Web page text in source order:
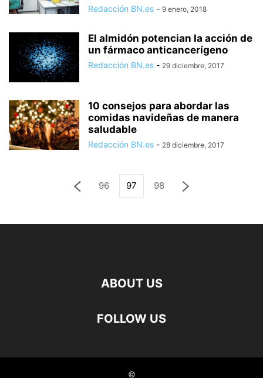
Redacción BN.es - 9 enero, 2018
El almidón potencian la acción de
un fármaco anticancerígeno
Redacción BN.es - 29 diciembre, 2017
10 consejos para abordar las
comidas navideñas de manera
saludable
Redacción BN.es - 28 diciembre, 2017
96 97 98
ABOUT US
FOLLOW US
©